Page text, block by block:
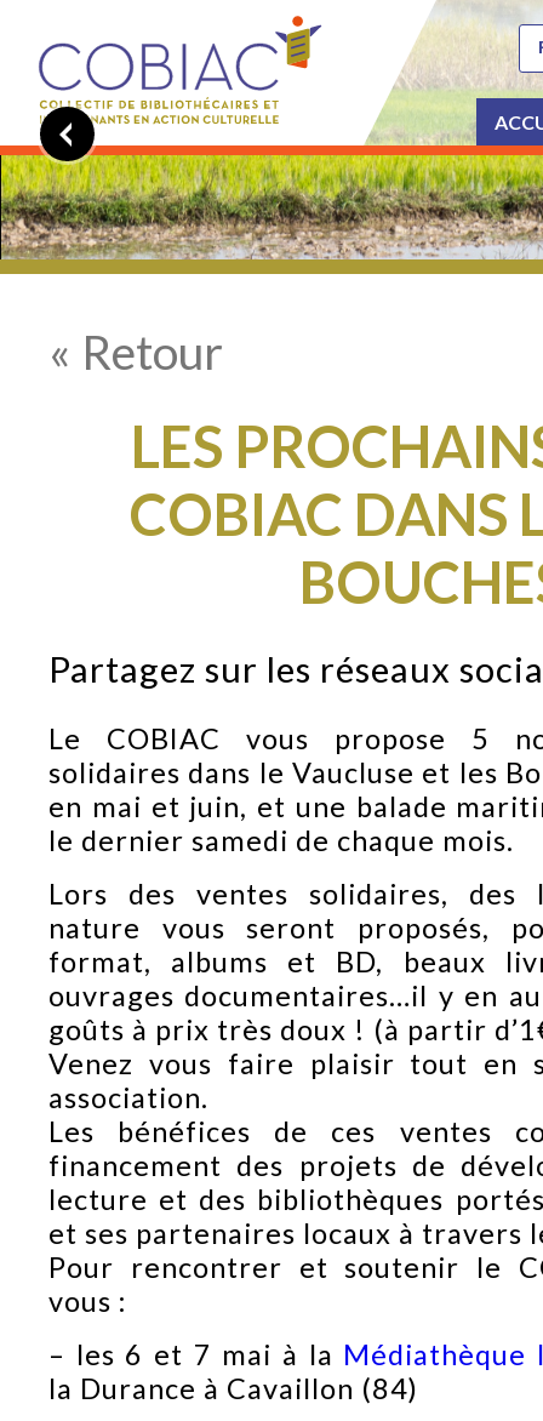
« Retour
LES
COBIAC DANS
Partagez sur les réseaux
Le COBIAC vous propose 5
solidaires dans le Vaucluse et les
en mai et juin, et une balade
le dernier samedi de chaque mois.
Lors des ventes solidaires,
nature vous seront proposés,
format, albums et BD, beaux
ouvrages documentaires…il y en
goûts à prix très doux ! (à partir
Venez vous faire plaisir tout en
association.
Les bénéfices de ces ventes
financement des projets de
lecture et des bibliothèques
et ses partenaires locaux à travers
Pour rencontrer et soutenir le
vous :
– les 6 et 7 mai à la Médiathèque
la Durance à Cavaillon (84)